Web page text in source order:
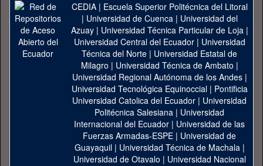
CEDIA| Escuela Superior Politécnica del Litoral
| Universidad de Cuenca| Universidad del
Azuay| Universidad Técnica Particular de Loja|
Universidad Central del Ecuador| Universidad
Técnica del Norte | Universidad Estatal de
Milagro | Universidad Técnica de Ambato |
Universidad Regional Autónoma de los Andes|
Universidad Tecnológica Equinoccial| Pontificia
Universidad Catolica del Ecuador | Universidad
Politécnica Salesiana | Universidad
Internacional del Ecuador | Universidad de las
Fuerzas Armadas-ESPE | Universidad de
Guayaquil| Universidad Técnica de Machala|
Universidad de Otavalo | Universidad Nacional